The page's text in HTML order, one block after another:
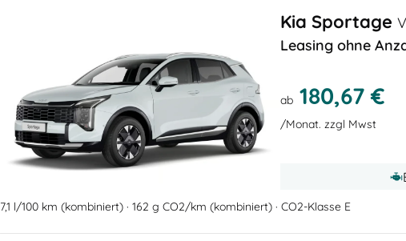
Kia Sportage
Leasing ohne
ab 180,67 €
/Monat. zzgl Mwst
7,1 l/100 km (kombiniert) · 162 g CO2/km (kombiniert) · CO2-Klasse E